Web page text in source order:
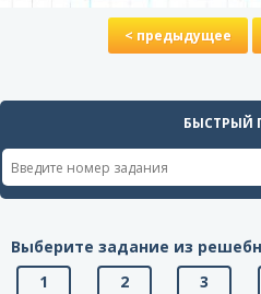
< предыдущее
БЫСТРЫЙ
Выберите задание из
1
2 3